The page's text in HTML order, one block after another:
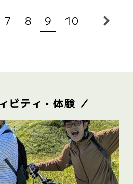
7 8 9 10
ビティ・体験 ／